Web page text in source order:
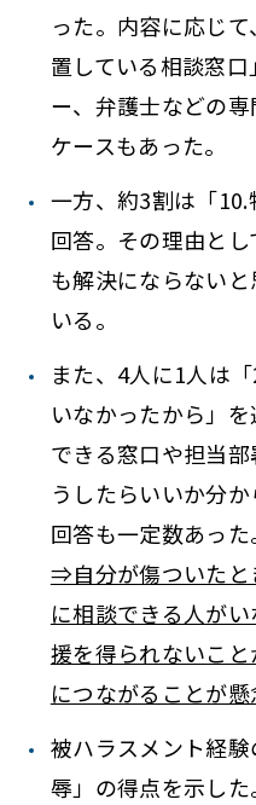
った。内容に応じ
置している相談窓
ー、弁護士などの
ケースもあった。
一方、約3割は「
回答。その理由と
も解決にならない
いる。
また、4人に1人は
いなかったから」
できる窓口や担当
うしたらいいか分
回答も一定数あった
⇒自分が傷ついたと
に相談できる人が
援を得られないこ
につながることが懸
被ハラスメント経
辱」の得点を示し